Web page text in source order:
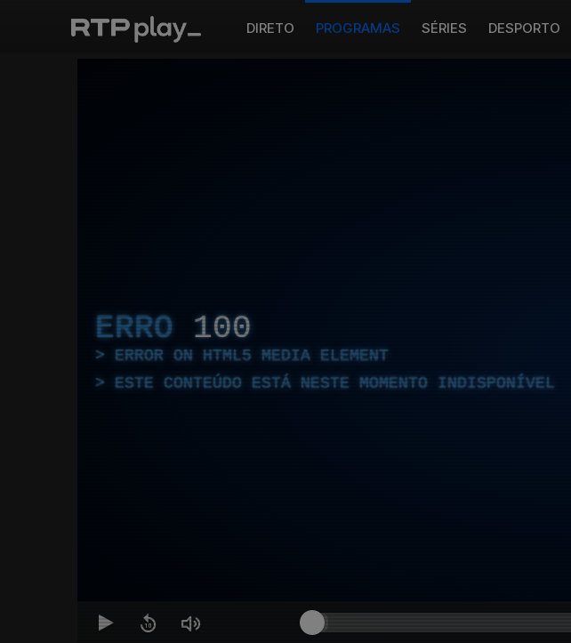
DIRETO PROGRAMAS SÉRIES DESPORTO
ERRO 100
ERROR ON HTML5 MEDIA ELEMENT
ESTE CONTEÚDO ESTÁ NESTE MOMENTO INDISPONÍVEL